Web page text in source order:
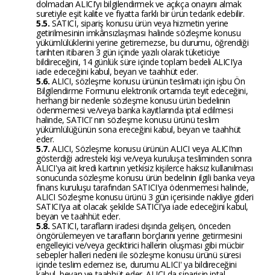
dolmadan ALICI’yı bilgilendirmek ve açıkça onayını almak
suretiyle eşit kalite ve fiyatta farklı bir ürün tedarik edebilir.
5.5. SATICI, sipariş konusu ürün veya hizmetin yerine
getirilmesinin imkânsızlaşması halinde sözleşme konusu
yükümlülüklerini yerine getiremezse, bu durumu, öğrendiği
tarihten itibaren 3 gün içinde yazılı olarak tüketiciye
bildireceğini, 14 günlük süre içinde toplam bedeli ALICI’ya
iade edeceğini kabul, beyan ve taahhüt eder.
5.6. ALICI, sözleşme konusu ürünün teslimatı için işbu Ön
Bilgilendirme Formunu elektronik ortamda teyit edeceğini,
herhangi bir nedenle sözleşme konusu ürün bedelinin
ödenmemesi ve/veya banka kayıtlarında iptal edilmesi
halinde, SATICI’ nın sözleşme konusu ürünü teslim
yükümlülüğünün sona ereceğini kabul, beyan ve taahhüt
eder.
5.7. ALICI, Sözleşme konusu ürünün ALICI veya ALICI’nın
gösterdiği adresteki kişi ve/veya kuruluşa tesliminden sonra
ALICI'ya ait kredi kartının yetkisiz kişilerce haksız kullanılması
sonucunda sözleşme konusu ürün bedelinin ilgili banka veya
finans kuruluşu tarafından SATICI'ya ödenmemesi halinde,
ALICI Sözleşme konusu ürünü 3 gün içerisinde nakliye gideri
SATICI’ya ait olacak şekilde SATICI’ya iade edeceğini kabul,
beyan ve taahhüt eder.
5.8. SATICI, tarafların iradesi dışında gelişen, önceden
öngörülemeyen ve tarafların borçlarını yerine getirmesini
engelleyici ve/veya geciktirici hallerin oluşması gibi mücbir
sebepler halleri nedeni ile sözleşme konusu ürünü süresi
içinde teslim edemez ise, durumu ALICI' ya bildireceğini